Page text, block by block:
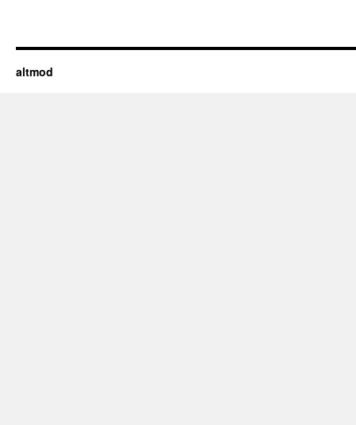
altmod